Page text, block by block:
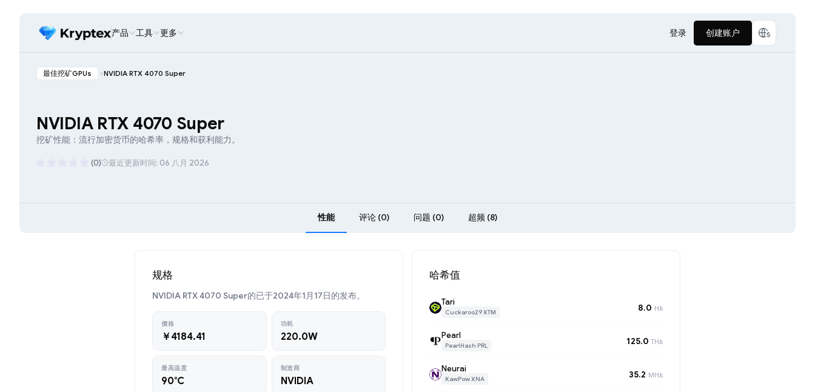
产品 工具 更多 登录 创建账户
最佳挖矿GPUs NVIDIA RTX 4070 Super
NVIDIA RTX 4070 Super
挖矿性能：流行加密货币的哈希率，规格和获利能力。
(0) 最近更新时间: 06 八月 2026
性能 评论 (0) 问题 (0) 超频 (8)
规格
NVIDIA RTX 4070 Super的已于2024年1月17日的发布。
價格
￥4184.41
功耗
220.0W
最高温度
90°C
制造商
NVIDIA
哈希值
Tari
Cuckaroo29 XTM 8.0 H/s
Pearl
PearlHash PRL 125.0 TH/s
Neurai
KawPow XNA 35.2 MH/s